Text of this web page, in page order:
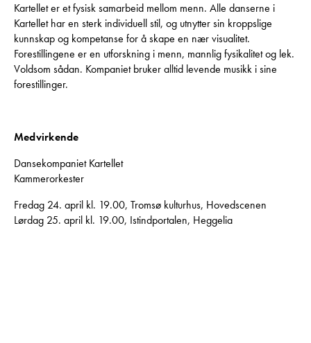
Kartellet er et fysisk samarbeid mellom menn. Alle danserne i
Kartellet har en sterk individuell stil, og utnytter sin kroppslige
kunnskap og kompetanse for å skape en nær visualitet.
Forestillingene er en utforskning i menn, mannlig fysikalitet og lek.
Voldsom sådan. Kompaniet bruker alltid levende musikk i sine
forestillinger.
Medvirkende
Dansekompaniet Kartellet
Kammerorkester
Fredag 24. april kl. 19.00, Tromsø kulturhus, Hovedscenen
Lørdag 25. april kl. 19.00, Istindportalen, Heggelia